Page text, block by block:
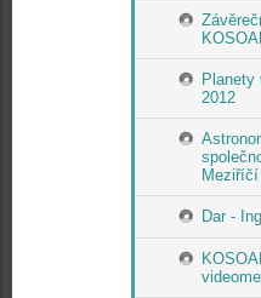
Planety
2012
Meziříčí
Dar -